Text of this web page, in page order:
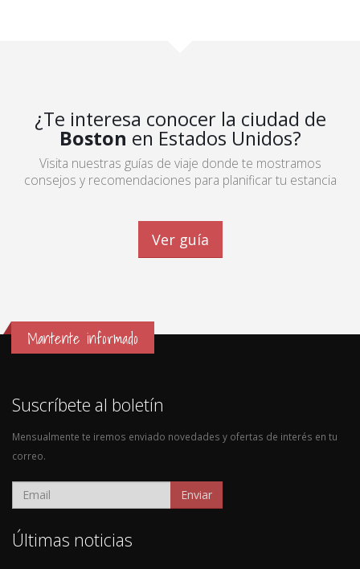
¿Te interesa conocer la ciudad de
Boston en Estados Unidos?
Visita nuestras guías de viaje donde te mostramos
consejos y recomendaciones para planificar tu estancia
Ver guía
Mantente informado
Suscríbete al boletín
Mensualmente te iremos enviado novedades y ofertas de interés en tu
correo.
Enviar
Últimas noticias